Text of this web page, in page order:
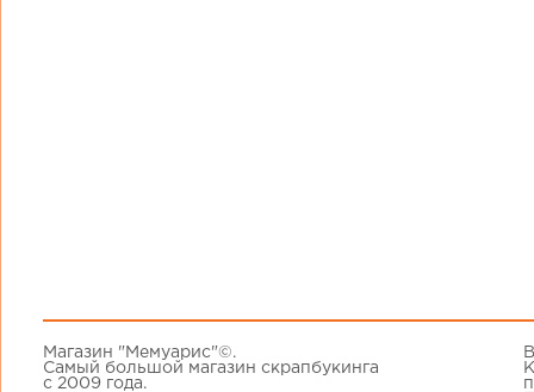
Магазин "Мемуарис"©.
Самый большой магазин скрапбукинга
с 2009 года.